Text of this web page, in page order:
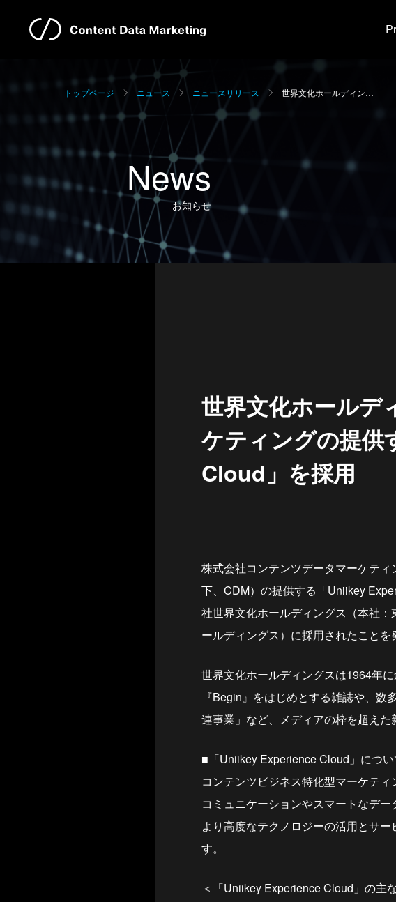
トップページ ニュース ニュースリリース 世界文化ホールディン…
News
お知らせ
世界文化ホールデ
ケティングの提
Cloud」を採用
株式会社コンテンツデータマーケテ
下、CDM）の提供する「Uniikey
社世界文化ホールディングス（本社
ールディングス）に採用されたことを
世界文化ホールディングスは1964年
『Begin』をはじめとする雑誌や、
連事業」など、メディアの枠を超えた
■「Uniikey Experience Cloud」につい
コンテンツビジネス特化型マーケテ
コミュニケーションやスマートなデー
より高度なテクノロジーの活用とサ
す。
＜「Uniikey Experience Cloud」の主